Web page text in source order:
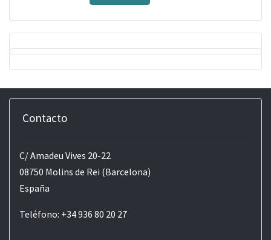
Contacto
C/ Amadeu Vives 20-22
08750 Molins de Rei (Barcelona)
España
Teléfono: +34 936 80 20 27